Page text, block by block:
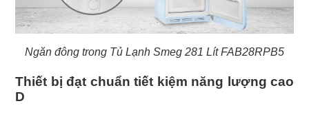
Ngăn đông trong Tủ Lạnh Smeg 281 Lít FAB28RPB5
Thiết bị đạt chuẩn tiết kiệm năng lượng cao
D